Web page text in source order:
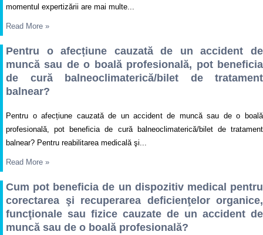
momentul expertizării are mai multe...
Read More »
Pentru o afecțiune cauzată de un accident de
muncă sau de o boală profesională, pot beneficia
de cură balneoclimaterică/bilet de tratament
balnear?
Pentru o afecțiune cauzată de un accident de muncă sau de o boală
profesională, pot beneficia de cură balneoclimaterică/bilet de tratament
balnear? Pentru reabilitarea medicală şi...
Read More »
Cum pot beneficia de un dispozitiv medical pentru
corectarea şi recuperarea deficienţelor organice,
funcţionale sau fizice cauzate de un accident de
muncă sau de o boală profesională?